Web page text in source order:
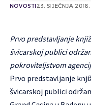
NOVOSTI23. SIJEČNJA 2018.
Prvo predstavljanje
švicarskoj publici
pokroviteljstvom
Prvo predstavljanje
švicarskoj publici